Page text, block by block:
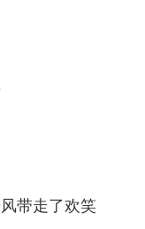
带走了欢笑